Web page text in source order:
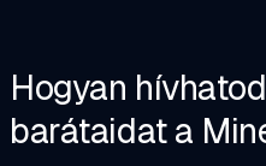
Hogyan
barátaidat a